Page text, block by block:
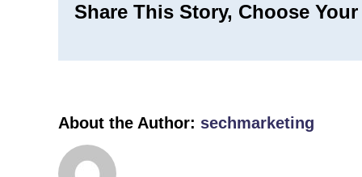
–
Share This Story, Choose
About the Author: sechmarketing